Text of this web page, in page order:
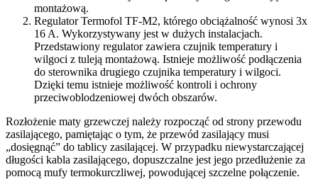
montażową.
Regulator Termofol TF-M2, którego obciążalność wynosi 3x
16 A. Wykorzystywany jest w dużych instalacjach.
Przedstawiony regulator zawiera czujnik temperatury i
wilgoci z tuleją montażową. Istnieje możliwość podłączenia
do sterownika drugiego czujnika temperatury i wilgoci.
Dzięki temu istnieje możliwość kontroli i ochrony
przeciwoblodzeniowej dwóch obszarów.
Rozłożenie maty grzewczej należy rozpocząć od strony przewodu
zasilającego, pamiętając o tym, że przewód zasilający musi
„dosięgnąć” do tablicy zasilającej. W przypadku niewystarczającej
długości kabla zasilającego, dopuszczalne jest jego przedłużenie za
pomocą mufy termokurczliwej, powodującej szczelne połączenie.